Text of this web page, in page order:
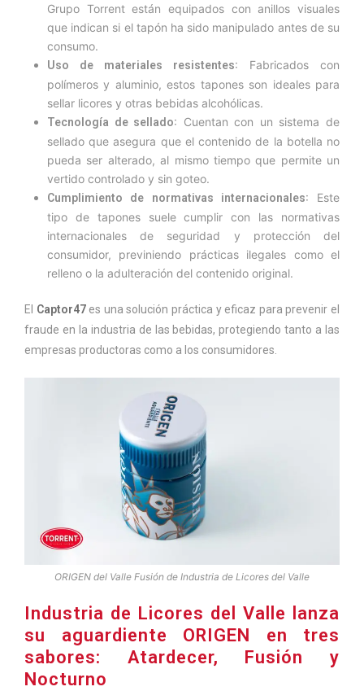
Grupo Torrent están equipados con anillos visuales
que indican si el tapón ha sido manipulado antes de su
consumo.
Uso de materiales resistentes: Fabricados con
polímeros y aluminio, estos tapones son ideales para
sellar licores y otras bebidas alcohólicas.
Tecnología de sellado: Cuentan con un sistema de
sellado que asegura que el contenido de la botella no
pueda ser alterado, al mismo tiempo que permite un
vertido controlado y sin goteo.
Cumplimiento de normativas internacionales: Este
tipo de tapones suele cumplir con las normativas
internacionales de seguridad y protección del
consumidor, previniendo prácticas ilegales como el
relleno o la adulteración del contenido original.
El Captor47es una solución práctica y eficaz para prevenir el
fraude en la industria de las bebidas, protegiendo tanto a las
empresas productoras como a los consumidores.
ORIGEN del Valle Fusión de Industria de Licores del Valle
Industria de Licores del Valle lanza
su aguardiente ORIGEN en tres
sabores: Atardecer, Fusión y
Nocturno